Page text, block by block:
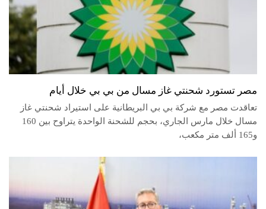
مصر تستورد شحنتي غاز مسال من بي بي خلال أيام
تعاقدت مصر مع شركة بي بي البريطانية على استيراد شحنتي غاز
مسال خلال مارس الجاري، بحجم للشحنة الواحدة يتراوح بين 160
و165 ألف متر مكعب،